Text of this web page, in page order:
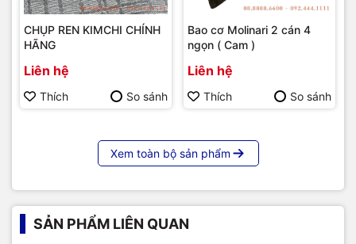
CHỤP REN KIMCHI CHÍNH
HÃNG
Liên hệ
Thích So sánh
Bao cơ Molinari 2 cán 4
ngọn ( Cam )
Liên hệ
Thích So sánh
Xem toàn bộ sản phẩm
SẢN PHẨM LIÊN QUAN